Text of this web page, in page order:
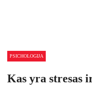
PSICHOLOGIJA
Kas yra stresas